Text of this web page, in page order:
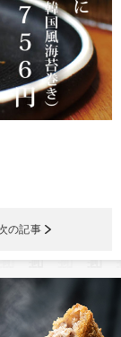
の記事